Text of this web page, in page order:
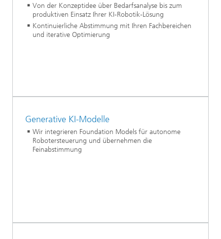
Von der Konzeptidee über Bedarfsanalyse bis zum
produktiven Einsatz Ihrer KI-Robotik-Lösung
Kontinuierliche Abstimmung mit Ihren Fachbereichen
und iterative Optimierung
Generative KI-Modelle
Wir integrieren Foundation Models für autonome
Robotersteuerung und übernehmen die
Feinabstimmung